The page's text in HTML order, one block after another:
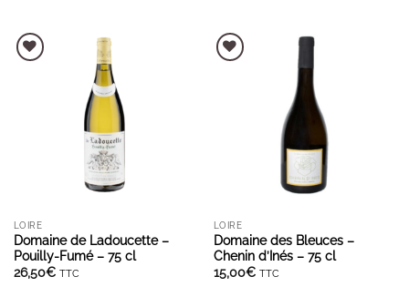
AJOUTER À LA LISTE D'ENVIES
LOIRE
Domaine de Ladoucette –
Pouilly-Fumé – 75 cl
26,50€ TTC
AJOUTER À LA LISTE D'ENVIES
LOIRE
Domaine des Bleuces –
Chenin d’Inés – 75 cl
15,00€ TTC